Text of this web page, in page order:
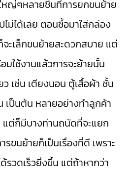
หญ่ๆหลายชิ้นที่การยกขนย้าย
ไม่ได้เลย ตอนซื้อมาใส่กล่อง
ะเล็กขนย้ายสะดวกสบาย แต่
ใช้งานแล้วการจะย้ายนั้น
เช่น เตียงนอน ตู้เสื้อผ้า ชั้น
เป็นต้น หลายอย่างทำลูกค้า
ต่ก็มีบางท่านถนัดที่จะแยก
รขนย้ายก็เป็นเรื่องที่ดี เพราะ
รวดเร็วยิ่งขึ้น แต่ถ้าหากว่า